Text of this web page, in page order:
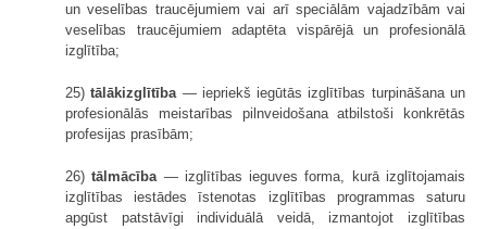
un veselības traucējumiem vai arī speciālām vajadzībām vai
veselības traucējumiem adaptēta vispārējā un profesionālā
izglītība;
25)tālākizglītība— iepriekš iegūtās izglītības turpināšana un
profesionālās meistarības pilnveidošana atbilstoši konkrētās
profesijas prasībām;
26)tālmācība— izglītības ieguves forma, kurā izglītojamais
izglītības iestādes īstenotas izglītības programmas saturu
apgūst patstāvīgi individuālā veidā, izmantojot izglītības